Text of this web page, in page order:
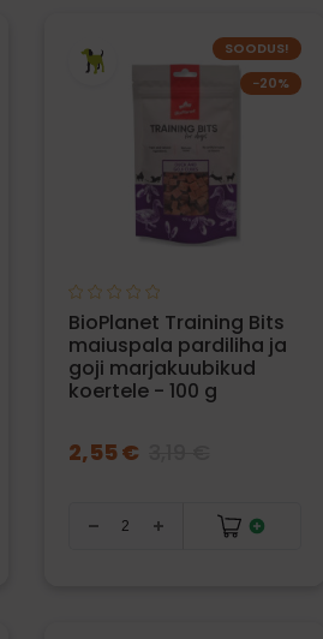
SOODUS!
−20%
BioPlanet Training Bits
maiuspala pardiliha ja
goji marjakuubikud
koertele - 100 g
2,55 €